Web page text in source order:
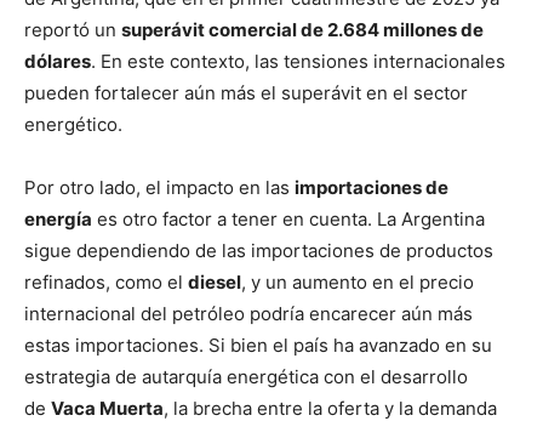
reportó un superávit comercial de 2.684 millones de
dólares. En este contexto, las tensiones internacionales
pueden fortalecer aún más el superávit en el sector
energético.
Por otro lado, el impacto en las importaciones de
energía es otro factor a tener en cuenta. La Argentina
sigue dependiendo de las importaciones de productos
refinados, como el diesel, y un aumento en el precio
internacional del petróleo podría encarecer aún más
estas importaciones. Si bien el país ha avanzado en su
estrategia de autarquía energética con el desarrollo
de Vaca Muerta, la brecha entre la oferta y la demanda